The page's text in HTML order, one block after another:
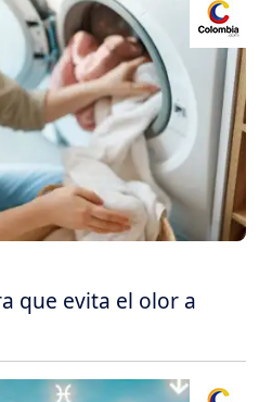
que evita el olor a